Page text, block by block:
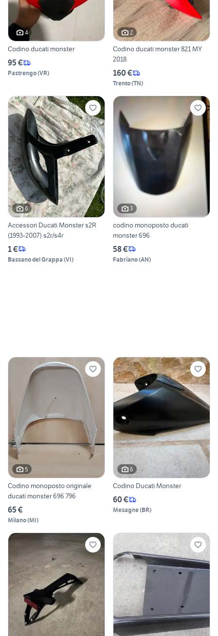
4
Codino ducati monster
95 €
Pastrengo(VR)
2
Codino ducati monster 821 MY
2018
160 €
Trento(TN)
6
Accessori Ducati Monster s2R
(1993-2007) s2r/s4r
1 €
Bassano del Grappa (VI)
3
codino monoposto ducati
monster 696
58 €
Fabriano(AN)
5
Codino monoposto originale
ducati monster 696 796
65 €
Milano(MI)
6
Codino Ducati Monster
60 €
Mesagne(BR)